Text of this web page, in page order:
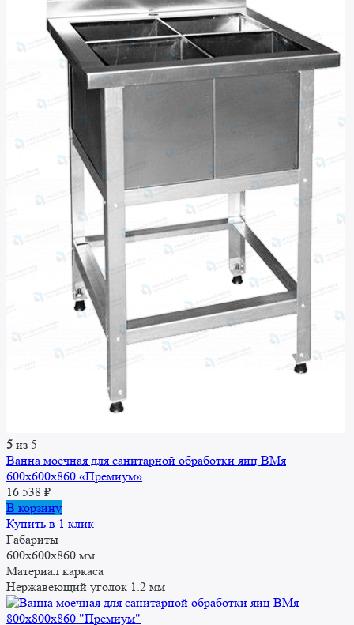
5 из 5
Ванна моечная для санитарной обработки яиц ВМя
600x600x860 «Премиум»
16 538 ₽
В корзину
Купить в 1 клик
Габариты
600x600x860 мм
Материал каркаса
Нержавеющий уголок 1.2 мм